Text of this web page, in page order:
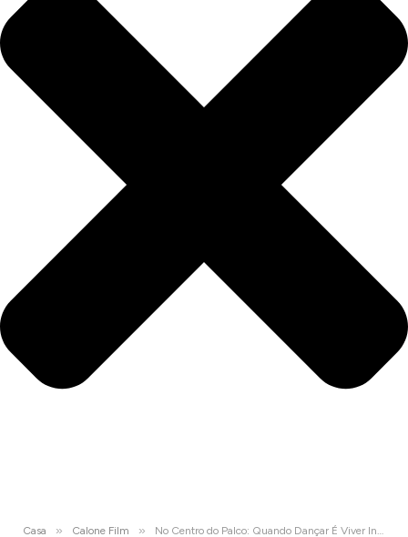
Casa » Calone Film » No Centro do Palco: Quando Dançar É Viver Intensamente